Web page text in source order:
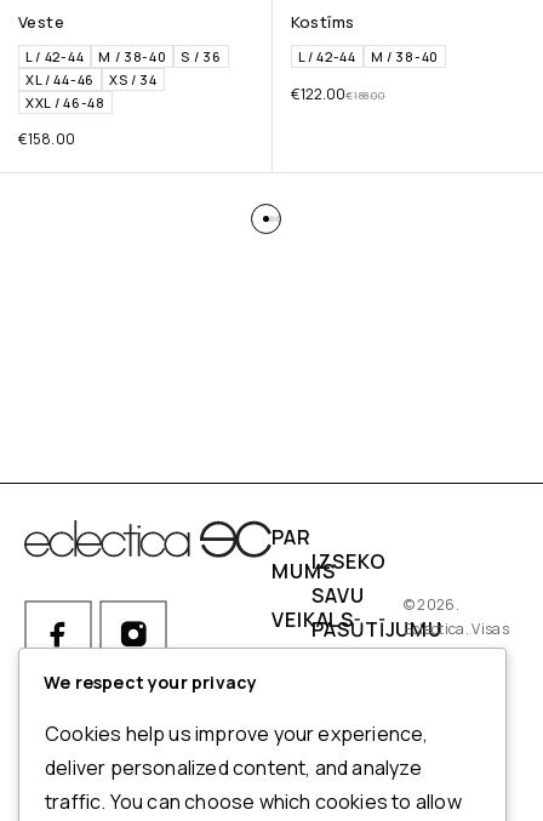
Veste
L / 42-44 M / 38-40
S / 36
XL / 44-46
XS / 34
XXL / 46-48
€158.00
Kostīms
L / 42-44 M / 38-40
€188.00
€122.00
Ja Jums ir kādi jautājumi par
pasūtījumu, produktiem vai
mūsu pakalpojumiem,
lūdzu, sazinieties ar mūsu
PAR
MUMS
VEIKALS
IZSEKO
SAVU
PASŪTĪJUMU
NORĒĶINI
ATMAKSAS
© 2026.
Eclectica. Visas
tiesības
We respect your privacy
Cookies help us improve your experience,
deliver personalized content, and analyze
traffic. You can choose which cookies to allow